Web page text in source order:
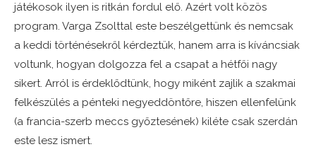
játékosok ilyen is ritkán fordul elő. Azért volt közös
program. Varga Zsolttal este beszélgettünk és nemcsak
a keddi történésekről kérdeztük, hanem arra is kíváncsiak
voltunk, hogyan dolgozza fel a csapat a hétfői nagy
sikert. Arról is érdeklődtünk, hogy miként zajlik a szakmai
felkészülés a pénteki negyeddöntőre, hiszen ellenfelünk
(a francia-szerb meccs győztesének) kiléte csak szerdán
este lesz ismert.